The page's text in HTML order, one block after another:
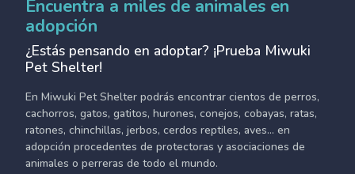
Encuentra a miles de animales en
adopción
¿Estás pensando en adoptar? ¡Prueba Miwuki
Pet Shelter!
En Miwuki Pet Shelter podrás encontrar cientos de perros,
cachorros, gatos, gatitos, hurones, conejos, cobayas, ratas,
ratones, chinchillas, jerbos, cerdos reptiles, aves... en
adopción procedentes de protectoras y asociaciones de
animales o perreras de todo el mundo.